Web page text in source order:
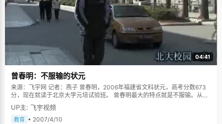
04:41
曾春明：不服输的状元
来源：飞宇网 记者：燕子 曾春明，2006年福建省文科状元，高考分数673
分，现在就读于北京大学元培试验班。 曾春明最大的特点就是不服输。从小
到大，曾春明都很勤奋，别人在游戏的时候他还在看书，成绩一直都很稳
定，第一年高考因为比较紧张，发挥失常，考了一个从来没有考过的分数。
考试之后，曾春明更多的是不服气，比人能做到的，自己也一定能做到，于
UP主: 飞宇视频
教育 • 2007/4/10